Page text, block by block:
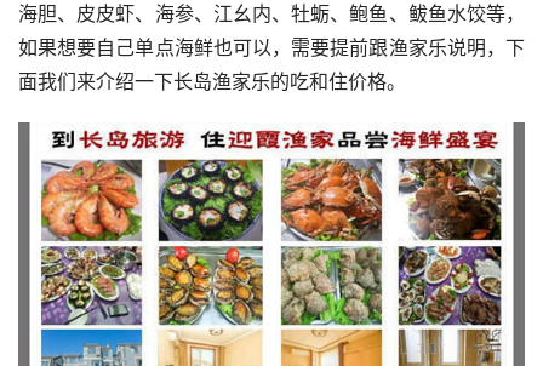
海胆、皮皮虾、海参、江幺内、牡蛎、鲍鱼、鲅鱼水饺等，
如果想要自己单点海鲜也可以，需要提前跟渔家乐说明，下
面我们来介绍一下长岛渔家乐的吃和住价格。